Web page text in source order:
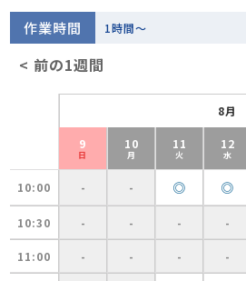
作業時間 1時間～
< 前の1週間
8月
9
日
10
月
11
火
12
水
10:00 - - ◎ ◎
10:30 - - - -
11:00 - - - -